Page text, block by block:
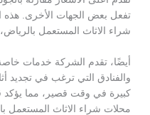
تفعل بعض الجهات الأخرى. هذه
شراء الاثاث المستعمل
أيضًا، تقدم الشركة خدمات
والفنادق التي ترغب في تجديد
كبيرة في وقت قصير، مما يؤكد
محلات شراء الاثاث المستعمل